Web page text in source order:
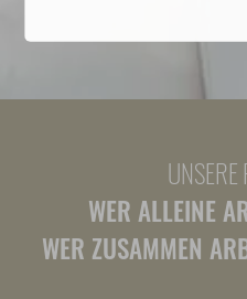
WER ALLEINE
WER ZUSAMMEN